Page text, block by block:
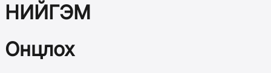
НИЙГЭМ
Онцлох